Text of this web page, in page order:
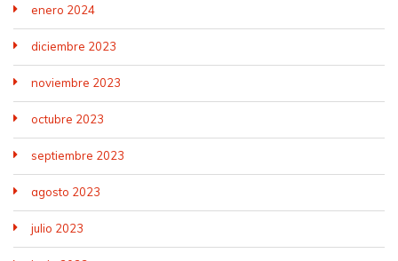
enero 2024
diciembre 2023
noviembre 2023
octubre 2023
septiembre 2023
agosto 2023
julio 2023